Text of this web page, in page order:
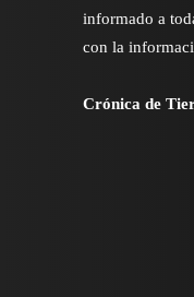
informado a
con la
Crónica de